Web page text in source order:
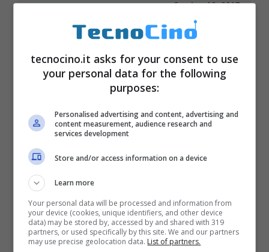
Ottobre 18, 2017
Huawei Mate 10, come comprarlo
tecnocino.it asks for your consent to use
your personal data for the following
purposes:
Personalised advertising and content, advertising and
content measurement, audience research and
services development
Store and/or access information on a device
Learn more
Your personal data will be processed and information from
your device (cookies, unique identifiers, and other device
data) may be stored by, accessed by and shared with 319
partners, or used specifically by this site. We and our partners
may use precise geolocation data. List of partners.